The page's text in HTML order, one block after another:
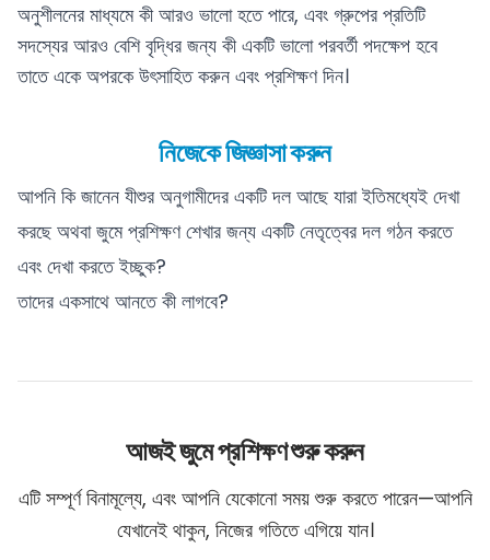
অনুশীলনের মাধ্যমে কী আরও ভালো হতে পারে, এবং গ্রুপের প্রতিটি
সদস্যের আরও বেশি বৃদ্ধির জন্য কী একটি ভালো পরবর্তী পদক্ষেপ হবে
তাতে একে অপরকে উৎসাহিত করুন এবং প্রশিক্ষণ দিন।
নিজেকে জিজ্ঞাসা করুন
আপনি কি জানেন যীশুর অনুগামীদের একটি দল আছে যারা ইতিমধ্যেই দেখা
করছে অথবা জুমে প্রশিক্ষণ শেখার জন্য একটি নেতৃত্বের দল গঠন করতে
এবং দেখা করতে ইচ্ছুক?
তাদের একসাথে আনতে কী লাগবে?
আজই জুমে প্রশিক্ষণ শুরু করুন
এটি সম্পূর্ণ বিনামূল্যে, এবং আপনি যেকোনো সময় শুরু করতে পারেন—আপনি
যেখানেই থাকুন, নিজের গতিতে এগিয়ে যান।